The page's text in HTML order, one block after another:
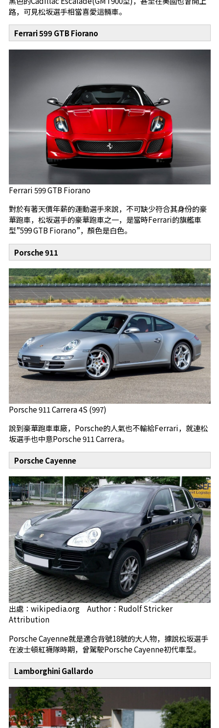
路，可見松坂選手相當喜愛這輛車。
Ferrari 599 GTB Fiorano
Ferrari 599 GTB Fiorano
對於有著天價年薪的運動選手來說，不可缺少符合其身份的豪
華跑車，松坂選手的豪華跑車之一，是當時Ferrari的旗艦車
型”599 GTB Fiorano”，顏色是白色。
Porsche 911
Porsche 911 Carrera 4S (997)
說到豪華跑車車廠，Porsche的人氣也不輸給Ferrari，就連松
坂選手也中意Porsche 911 Carrera。
Porsche Cayenne
出處：wikipedia.org Author：Rudolf Stricker
Attribution
Porsche Cayenne就是適合背號18號的大人物，據說松坂選手
在波士頓紅襪隊時期，曾駕駛Porsche Cayenne初代車型。
Lamborghini Gallardo